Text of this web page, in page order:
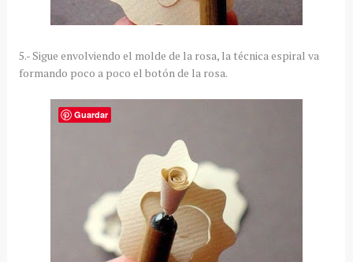
5.- Sigue envolviendo el molde de la rosa, la técnica espiral va
formando poco a poco el botón de la rosa.
Guardar